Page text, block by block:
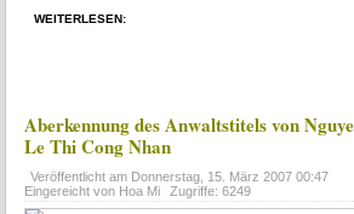
WEITERLESEN:
Aberkennung des Anwaltstitels von
Le Thi Cong Nhan
Veröffentlicht am Donnerstag, 15. März 2007 00:47
Eingereicht von Hoa Mi
Zugriffe: 6249